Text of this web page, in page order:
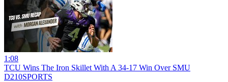
1:08
TCU Wins The Iron Skillet With A 34-17 Win Over SMU
D210SPORTS